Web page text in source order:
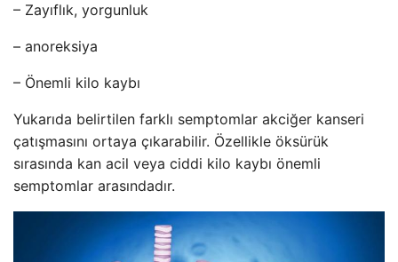
– Zayıflık, yorgunluk
– anoreksiya
– Önemli kilo kaybı
Yukarıda belirtilen farklı semptomlar akciğer kanseri
çatışmasını ortaya çıkarabilir. Özellikle öksürük
sırasında kan acil veya ciddi kilo kaybı önemli
semptomlar arasındadır.